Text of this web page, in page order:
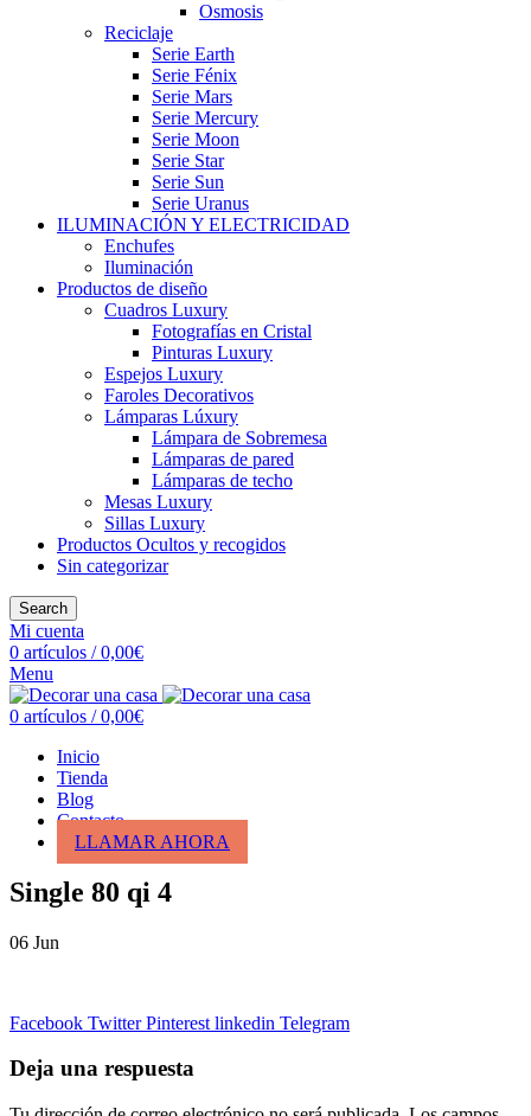
Osmosis
Reciclaje
Serie Earth
Serie Fénix
Serie Mars
Serie Mercury
Serie Moon
Serie Star
Serie Sun
Serie Uranus
ILUMINACIÓN Y ELECTRICIDAD
Enchufes
Iluminación
Productos de diseño
Cuadros Luxury
Fotografías en Cristal
Pinturas Luxury
Espejos Luxury
Faroles Decorativos
Lámparas Lúxury
Lámpara de Sobremesa
Lámparas de pared
Lámparas de techo
Mesas Luxury
Sillas Luxury
Productos Ocultos y recogidos
Sin categorizar
Search
Mi cuenta
0 artículos / 0,00€
Menu
0 artículos / 0,00€
Inicio
Tienda
Blog
Contacto
LLAMAR AHORA
Single 80 qi 4
06 Jun
Facebook Twitter Pinterest linkedin Telegram
Deja una respuesta